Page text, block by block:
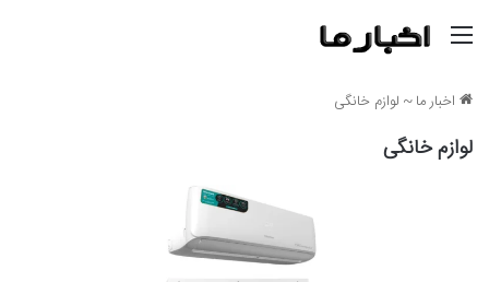
اخبار ما~ لوازم خانگی
لوازم خانگی